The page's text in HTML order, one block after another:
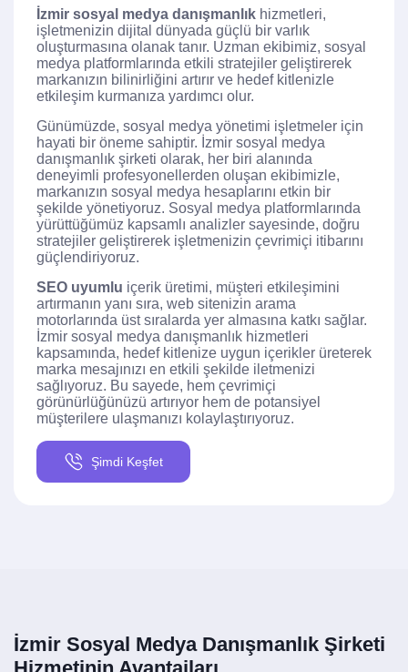
İzmir sosyal medya danışmanlık hizmetleri,
işletmenizin dijital dünyada güçlü bir varlık
oluşturmasına olanak tanır. Uzman ekibimiz, sosyal
medya platformlarında etkili stratejiler geliştirerek
markanızın bilinirliğini artırır ve hedef kitlenizle
etkileşim kurmanıza yardımcı olur.
Günümüzde, sosyal medya yönetimi işletmeler için
hayati bir öneme sahiptir. İzmir sosyal medya
danışmanlık şirketi olarak, her biri alanında
deneyimli profesyonellerden oluşan ekibimizle,
markanızın sosyal medya hesaplarını etkin bir
şekilde yönetiyoruz. Sosyal medya platformlarında
yürüttüğümüz kapsamlı analizler sayesinde, doğru
stratejiler geliştirerek işletmenizin çevrimiçi itibarını
güçlendiriyoruz.
SEO uyumlu içerik üretimi, müşteri etkileşimini
artırmanın yanı sıra, web sitenizin arama
motorlarında üst sıralarda yer almasına katkı sağlar.
İzmir sosyal medya danışmanlık hizmetleri
kapsamında, hedef kitlenize uygun içerikler üreterek
marka mesajınızı en etkili şekilde iletmenizi
sağlıyoruz. Bu sayede, hem çevrimiçi
görünürlüğünüzü artırıyor hem de potansiyel
müşterilere ulaşmanızı kolaylaştırıyoruz.
Şimdi Keşfet
İzmir Sosyal Medya Danışmanlık Şirketi